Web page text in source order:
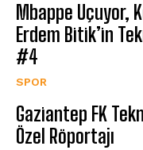
Mbappe Uçuyor,
Erdem Bitik’in
#4
SPOR
Gaziantep FK
Özel Röportajı